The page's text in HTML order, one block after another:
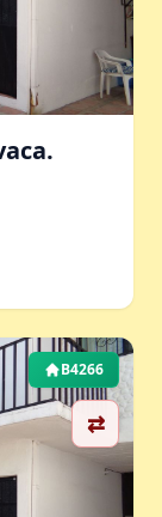
⇄
B4266